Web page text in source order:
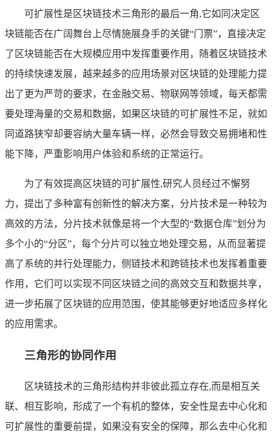
可扩展性是区块链技术三角形的最后一角,它如同决定区
块链能否在广阔舞台上尽情施展身手的关键“门票”，直接决定
了区块链能否在大规模应用中发挥重要作用，随着区块链技术
的持续快速发展，越来越多的应用场景对区块链的处理能力提
出了更为严苛的要求，在金融交易、物联网等领域，每天都需
要处理海量的交易和数据，如果区块链的可扩展性不足，就如
同道路狭窄却要容纳大量车辆一样，必然会导致交易拥堵和性
能下降，严重影响用户体验和系统的正常运行。
为了有效提高区块链的可扩展性,研究人员经过不懈努
力，提出了多种富有创新性的解决方案，分片技术是一种较为
高效的方法，分片技术就像是将一个大型的“数据仓库”划分为
多个小的“分区”，每个分片可以独立地处理交易，从而显著提
高了系统的并行处理能力，侧链技术和跨链技术也发挥着重要
作用，它们可以实现不同区块链之间的高效交互和数据共享，
进一步拓展了区块链的应用范围，使其能够更好地适应多样化
的应用需求。
三角形的协同作用
区块链技术的三角形结构并非彼此孤立存在,而是相互关
联、相互影响，形成了一个有机的整体，安全性是去中心化和
可扩展性的重要前提，如果没有安全的保障，那么去中心化和